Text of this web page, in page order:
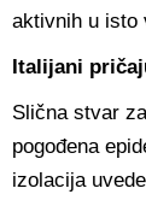
aktivnih u isto
Italijani
Slična stvar
pogođena
izolacija